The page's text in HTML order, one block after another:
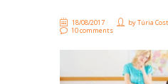
18/08/2017 byTúria
10 comments